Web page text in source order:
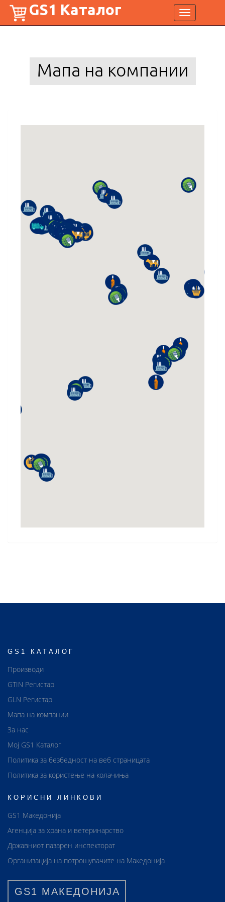
Toggle
navigation
GS1 Каталог
Мапа на компании
GS1 КАТАЛОГ
Производи
GTIN Регистар
GLN Регистар
Мапа на компании
За нас
Мој GS1 Каталог
Политика за безбедност на веб страницата
Политика за користење на колачиња
КОРИСНИ ЛИНКОВИ
GS1 Македонија
Агенција за храна и ветеринарство
Државниот пазарен инспекторат
Организација на потрошувачите на Македонија
GS1 МАКЕДОНИЈА